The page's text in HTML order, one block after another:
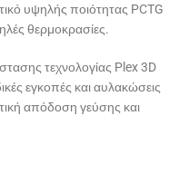
υψηλής ποιότητας PCTG
θερμοκρασίες.
τεχνολογίας Plex 3D
εγκοπές και αυλακώσεις
απόδοση γεύσης και